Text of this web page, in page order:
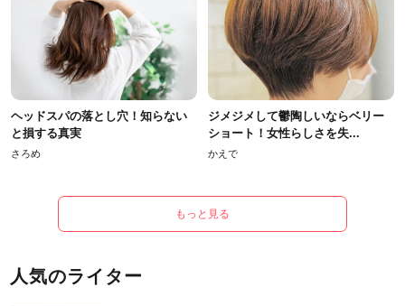
ヘッドスパの落とし穴！知らない
と損する真実
さろめ
ジメジメして鬱陶しいならベリー
ショート！女性らしさを失...
かえで
もっと見る
人気のライター